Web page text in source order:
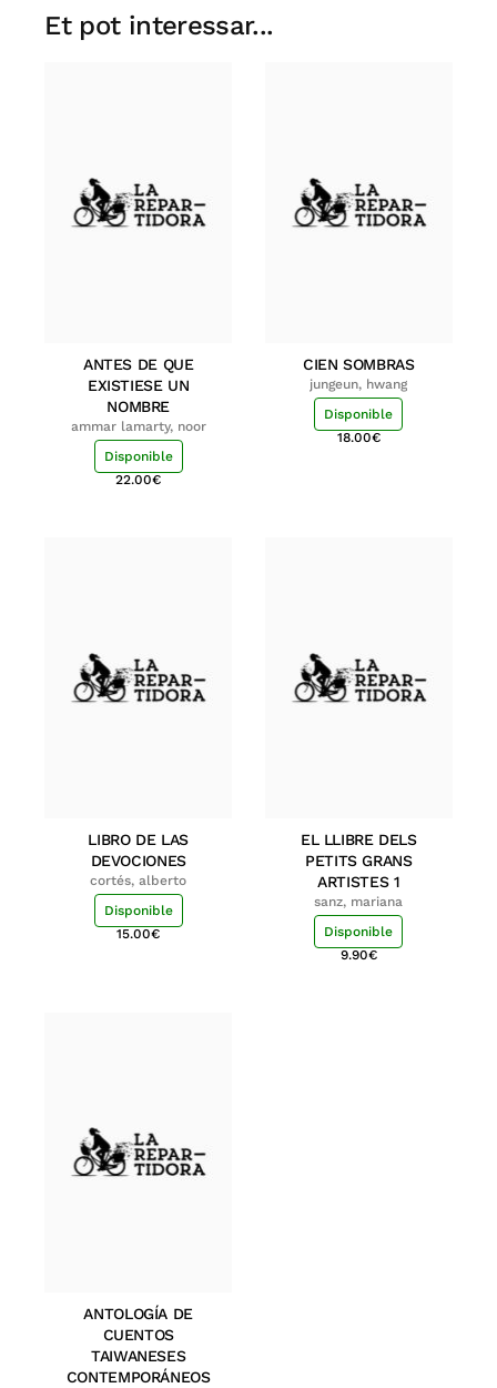
Et pot interessar...
ANTES DE QUE
EXISTIESE UN
NOMBRE
ammar lamarty, noor
Disponible
22.00€
CIEN SOMBRAS
jungeun, hwang
Disponible
18.00€
LIBRO DE LAS
DEVOCIONES
cortés, alberto
Disponible
15.00€
EL LLIBRE DELS
PETITS GRANS
ARTISTES 1
sanz, mariana
Disponible
9.90€
ANTOLOGÍA DE
CUENTOS
TAIWANESES
CONTEMPORÁNEOS